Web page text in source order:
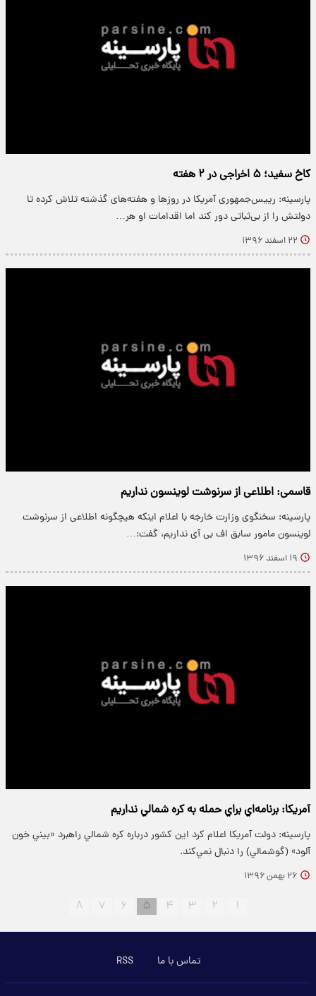
کاخ سفید؛ ۵ اخراجی در ۲ هفته
پارسینه: رییس‌جمهوری آمریکا در روزها و هفته‌های گذشته تلاش کرده تا
دولتش را از بی‌ثباتی دور کند اما اقدامات او هر…
۲۲ اسفند ۱۳۹۶
قاسمی: اطلاعی از سرنوشت لوینسون نداریم
پارسینه: سخنگوی وزارت خارجه با اعلام اینکه هیچگونه اطلاعی از سرنوشت
لوینسون مامور سابق اف بی آی نداریم، گفت:…
۱۹ اسفند ۱۳۹۶
آمريکا: برنامه‌اي براي حمله به کره شمالي نداريم
پارسینه: دولت آمريکا اعلام کرد اين کشور درباره کره شمالي راهبرد «بيني خون
آلود» (گوشمالي) را دنبال نمي‌کند.
۲۶ بهمن ۱۳۹۶
۱ ۲ ۳ ۴ ۵ ۶ ۷ ۸
تماس با ما RSS